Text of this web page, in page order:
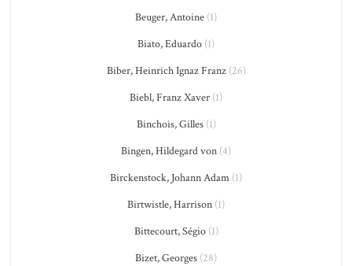
Beuger, Antoine (1)
Biato, Eduardo (1)
Biber, Heinrich Ignaz Franz(26)
Biebl, Franz Xaver (1)
Binchois, Gilles(1)
Bingen, Hildegard von (4)
Birckenstock, Johann Adam (1)
Birtwistle, Harrison (1)
Bittecourt, Ségio(1)
Bizet, Georges (28)